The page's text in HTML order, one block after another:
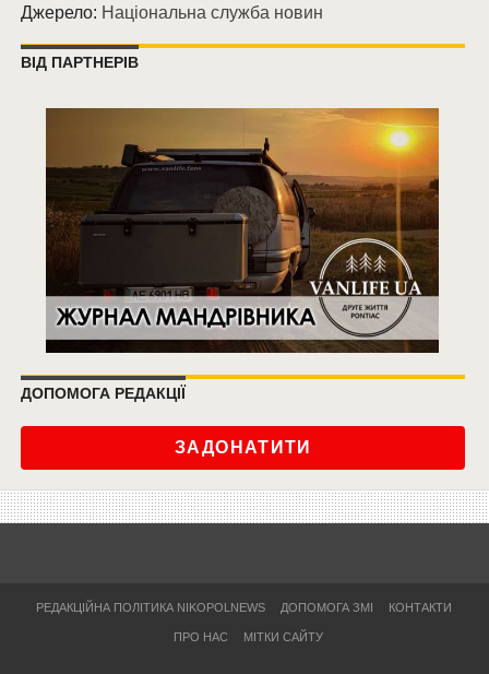
Джерело: Національна служба новин
ВІД ПАРТНЕРІВ
ДОПОМОГА РЕДАКЦІЇ
ЗАДОНАТИТИ
РЕДАКЦІЙНА ПОЛІТИКА NIKOPOLNEWS ДОПОМОГА ЗМІ КОНТАКТИ
ПРО НАС МІТКИ САЙТУ